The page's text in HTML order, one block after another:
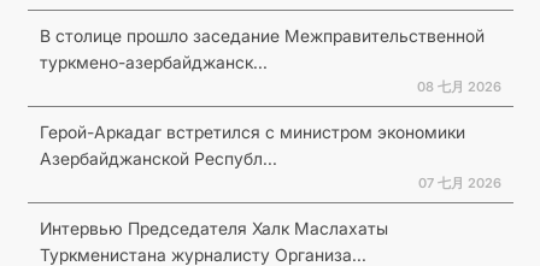
В столице прошло заседание Межправительственной
туркмено-азербайджанск...
08 七月 2026
Герой-Аркадаг встретился с министром экономики
Азербайджанской Республ...
07 七月 2026
Интервью Председателя Халк Маслахаты
Туркменистана журналисту Организа...